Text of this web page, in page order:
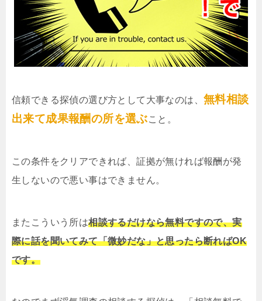
信頼できる探偵の選び方として大事なのは、 無料相談
出来て成果報酬の所を選ぶこと。
この条件をクリアできれば、証拠が無ければ報酬が発
生しないので悪い事はできません。
またこういう所は相談するだけなら無料ですので、実
際に話を聞いてみて「微妙だな」と思ったら断ればOK
です。